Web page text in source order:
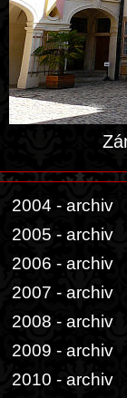
2004 - archiv
2005 - archiv
2006 - archiv
2007 - archiv
2008 - archiv
2009 - archiv
2010 - archiv